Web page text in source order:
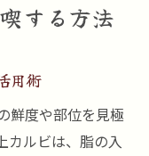
する方法
用術
鮮度や部位を見極
カルビは、脂の入